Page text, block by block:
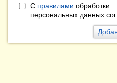
С правилами обработки
персональных данных